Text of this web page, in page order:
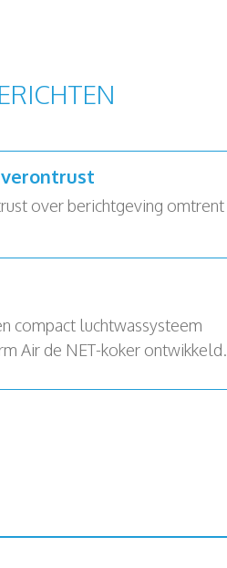
over berichtgeving omtrent
compact luchtwassysteem
Air de NET-koker ontwikkeld.